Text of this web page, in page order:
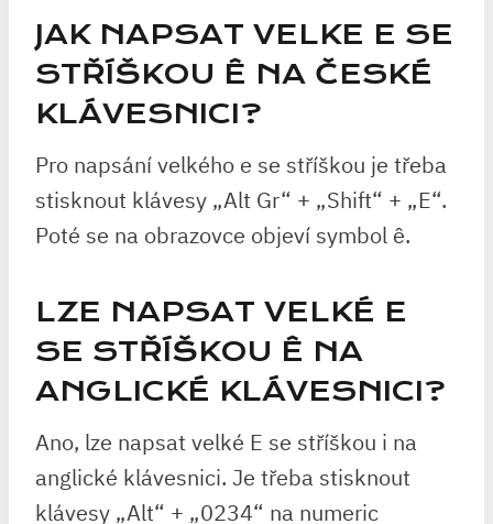
JAK NAPSAT VELKE E SE
STŘÍŠKOU Ê NA ČESKÉ
KLÁVESNICI?
Pro napsání velkého e se stříškou je třeba
stisknout klávesy „Alt Gr“ + „Shift“ + „E“.
Poté se na obrazovce objeví symbol ê.
LZE NAPSAT VELKÉ E
SE STŘÍŠKOU Ê NA
ANGLICKÉ KLÁVESNICI?
Ano, lze napsat velké E se stříškou i na
anglické klávesnici. Je třeba stisknout
klávesy „Alt“ + „0234“ na numeric